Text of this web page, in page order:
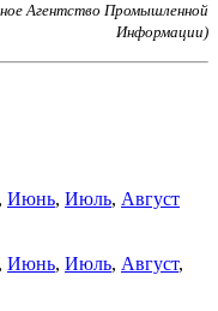
Агентство Промышленной
Информации)
, Июнь, Июль, Август
, Июнь, Июль, Август,